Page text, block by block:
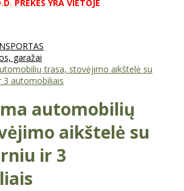
. D. PREKĖS YRA VIETOJE
garažai
trasa, stovėjimo aikštelė su
3 automobiliais
automobilių
aikštelė su
ir 3